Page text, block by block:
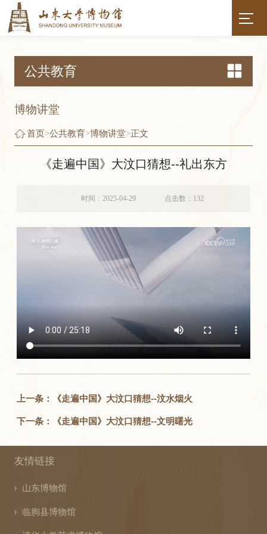
公共教育
博物讲堂
首页>公共教育>博物讲堂>正文
《走遍中国》大汶口猜想--礼出东方
时间：2025-04-29 点击数： 132
上一条：《走遍中国》大汶口猜想--汶水烟火
下一条：《走遍中国》大汶口猜想--文明曙光
友情链接
山东博物馆
临朐县博物馆